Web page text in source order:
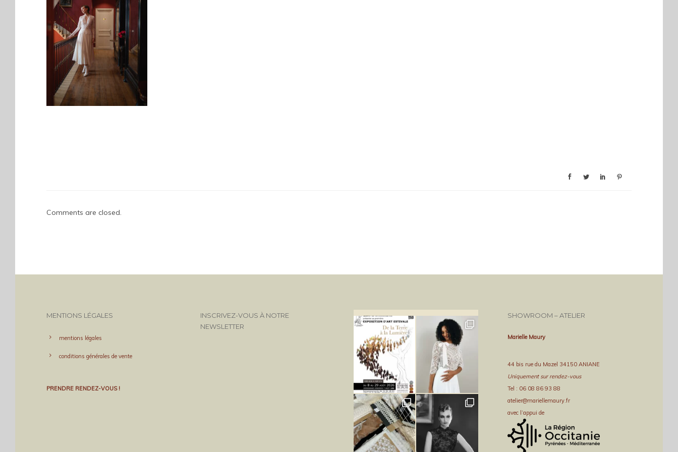
Comments are closed.
MENTIONS LÉGALES
mentions légales
conditions générales de vente
PRENDRE RENDEZ-VOUS !
INSCRIVEZ-VOUS À NOTRE
NEWSLETTER
SHOWROOM – ATELIER
Marielle Maury
44 bis rue du Mazel 34150 ANIANE
Uniquement sur rendez-vous
Tel : 06 08 86 93 88
atelier@mariellemaury.fr
avec l’appui de